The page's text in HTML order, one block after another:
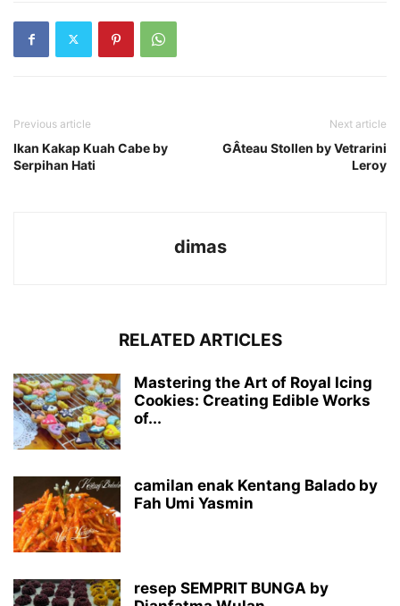
Previous article
Ikan Kakap Kuah Cabe by
Serpihan Hati
Next article
GÂteau Stollen by Vetrarini
Leroy
dimas
RELATED ARTICLES
Mastering the Art of Royal Icing
Cookies: Creating Edible Works
of...
camilan enak Kentang Balado by
Fah Umi Yasmin
resep SEMPRIT BUNGA by